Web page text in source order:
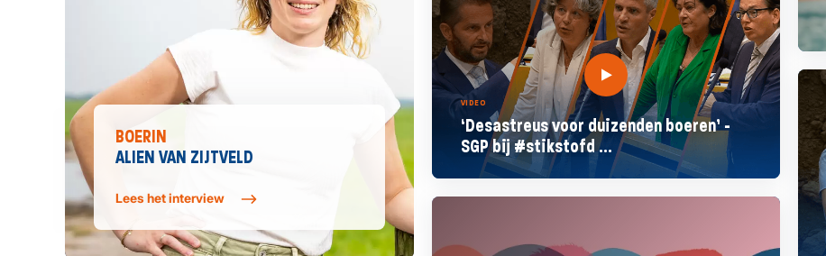
BOERIN
ALIEN VAN ZIJTVELD
Lees het interview
VIDEO
‘Desastreus voor duizenden boeren’ -
SGP bij #stikstofd ...